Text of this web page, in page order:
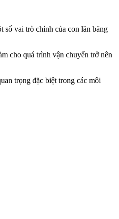
số vai trò chính của con lăn băng
cho quá trình vận chuyển trở nên
trọng đặc biệt trong các môi